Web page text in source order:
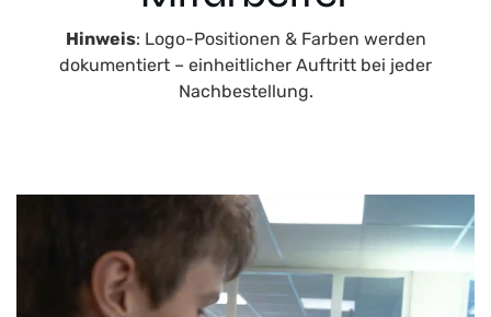
e
Hinweis: Logo-Positionen & Farben werden
dokumentiert – einheitlicher Auftritt bei jeder
Nachbestellung.